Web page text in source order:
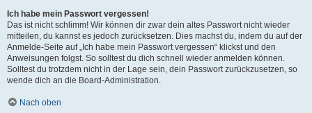
Ich habe mein Passwort vergessen!
Das ist nicht schlimm! Wir können dir zwar dein altes Passwort nicht wieder
mitteilen, du kannst es jedoch zurücksetzen. Dies machst du, indem du auf der
Anmelde-Seite auf „Ich habe mein Passwort vergessen“ klickst und den
Anweisungen folgst. So solltest du dich schnell wieder anmelden können.
Solltest du trotzdem nicht in der Lage sein, dein Passwort zurückzusetzen, so
wende dich an die Board-Administration.
Nach oben